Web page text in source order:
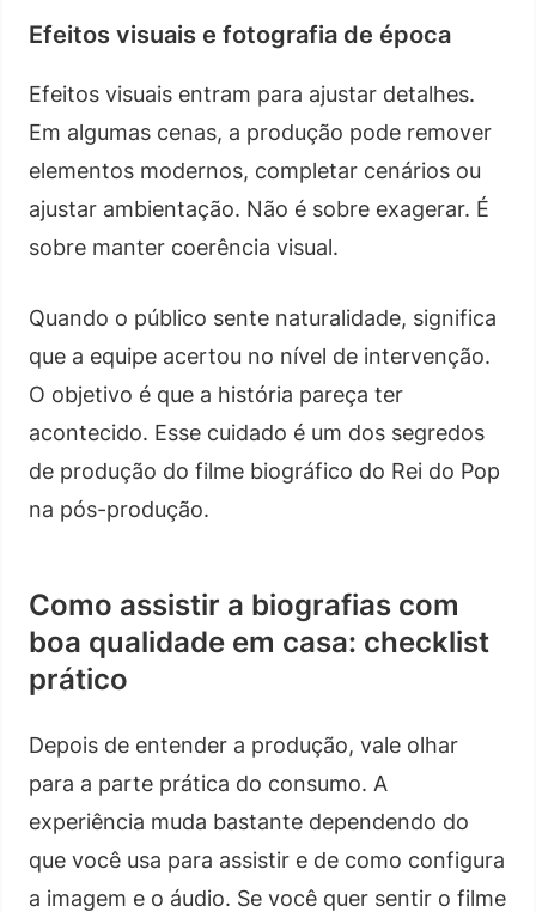
Efeitos visuais e fotografia de época
Efeitos visuais entram para ajustar detalhes.
Em algumas cenas, a produção pode remover
elementos modernos, completar cenários ou
ajustar ambientação. Não é sobre exagerar. É
sobre manter coerência visual.
Quando o público sente naturalidade, significa
que a equipe acertou no nível de intervenção.
O objetivo é que a história pareça ter
acontecido. Esse cuidado é um dos segredos
de produção do filme biográfico do Rei do Pop
na pós-produção.
Como assistir a biografias com
boa qualidade em casa: checklist
prático
Depois de entender a produção, vale olhar
para a parte prática do consumo. A
experiência muda bastante dependendo do
que você usa para assistir e de como configura
a imagem e o áudio. Se você quer sentir o filme